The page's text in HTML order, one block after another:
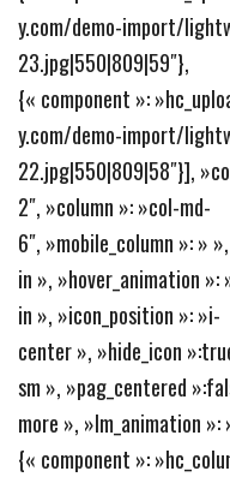
y.com/demo-import/
23.jpg|550|809|59″},
{« component »:
y.com/demo-import/
22.jpg|550|809|58″}],
2″, »column »: »col-md-
6″, »mobile_column »: »
in », »hover_animation
in », »icon_position »: »i-
center », »hide_icon
sm », »pag_centered
more », »lm_animation »:
{« component »: